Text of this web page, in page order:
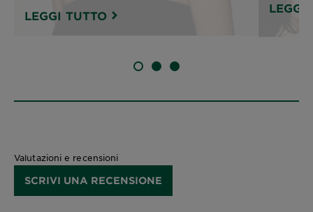
LEGGI TUTTO
LEGGI
SLIDE 1
SLIDE 2SLIDE 3
Valutazioni e recensioni
SCRIVI UNA RECENSIONE